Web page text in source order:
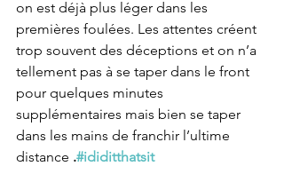
on est déjà plus léger dans les
premières foulées. Les attentes créent
trop souvent des déceptions et on n’a
tellement pas à se taper dans le front
pour quelques minutes
supplémentaires mais bien se taper
dans les mains de franchir l’ultime
distance .#ididitthatsit